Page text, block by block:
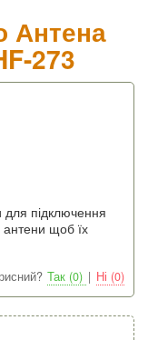
Антена
273
підключення
антени щоб їх
Так (0) | Ні (0)